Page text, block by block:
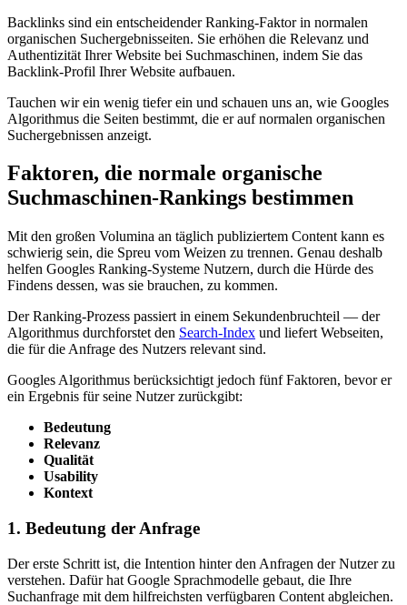
Backlinks sind ein entscheidender Ranking-Faktor in normalen
organischen Suchergebnisseiten. Sie erhöhen die Relevanz und
Authentizität Ihrer Website bei Suchmaschinen, indem Sie das
Backlink-Profil Ihrer Website aufbauen.
Tauchen wir ein wenig tiefer ein und schauen uns an, wie Googles
Algorithmus die Seiten bestimmt, die er auf normalen organischen
Suchergebnissen anzeigt.
Faktoren, die normale organische
Suchmaschinen-Rankings bestimmen
Mit den großen Volumina an täglich publiziertem Content kann es
schwierig sein, die Spreu vom Weizen zu trennen. Genau deshalb
helfen Googles Ranking-Systeme Nutzern, durch die Hürde des
Findens dessen, was sie brauchen, zu kommen.
Der Ranking-Prozess passiert in einem Sekundenbruchteil — der
Algorithmus durchforstet den Search-Index und liefert Webseiten,
die für die Anfrage des Nutzers relevant sind.
Googles Algorithmus berücksichtigt jedoch fünf Faktoren, bevor er
ein Ergebnis für seine Nutzer zurückgibt:
Bedeutung
Relevanz
Qualität
Usability
Kontext
1. Bedeutung der Anfrage
Der erste Schritt ist, die Intention hinter den Anfragen der Nutzer zu
verstehen. Dafür hat Google Sprachmodelle gebaut, die Ihre
Suchanfrage mit dem hilfreichsten verfügbaren Content abgleichen.